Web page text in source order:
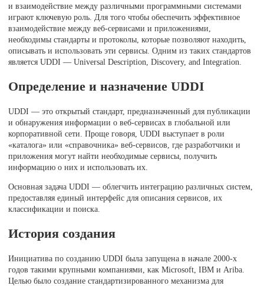
и взаимодействие между различными программными системами
играют ключевую роль. Для того чтобы обеспечить эффективное
взаимодействие между веб-сервисами и приложениями,
необходимы стандарты и протоколы, которые позволяют находить,
описывать и использовать эти сервисы. Одним из таких стандартов
является UDDI — Universal Description, Discovery, and Integration.
Определение и назначение UDDI
UDDI — это открытый стандарт, предназначенный для публикации
и обнаружения информации о веб-сервисах в глобальной или
корпоративной сети. Проще говоря, UDDI выступает в роли
«каталога» или «справочника» веб-сервисов, где разработчики и
приложения могут найти необходимые сервисы, получить
информацию о них и использовать их.
Основная задача UDDI — облегчить интеграцию различных систем,
предоставляя единый интерфейс для описания сервисов, их
классификации и поиска.
История создания
Инициатива по созданию UDDI была запущена в начале 2000-х
годов такими крупными компаниями, как Microsoft, IBM и Ariba.
Целью было создание стандартизированного механизма для